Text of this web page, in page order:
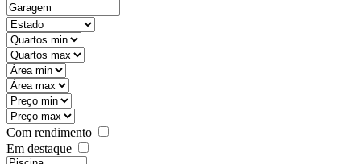
state
mintypo
maxtypo
minarea
maxarea
minprice
maxprice
Com rendimento
Em destaque